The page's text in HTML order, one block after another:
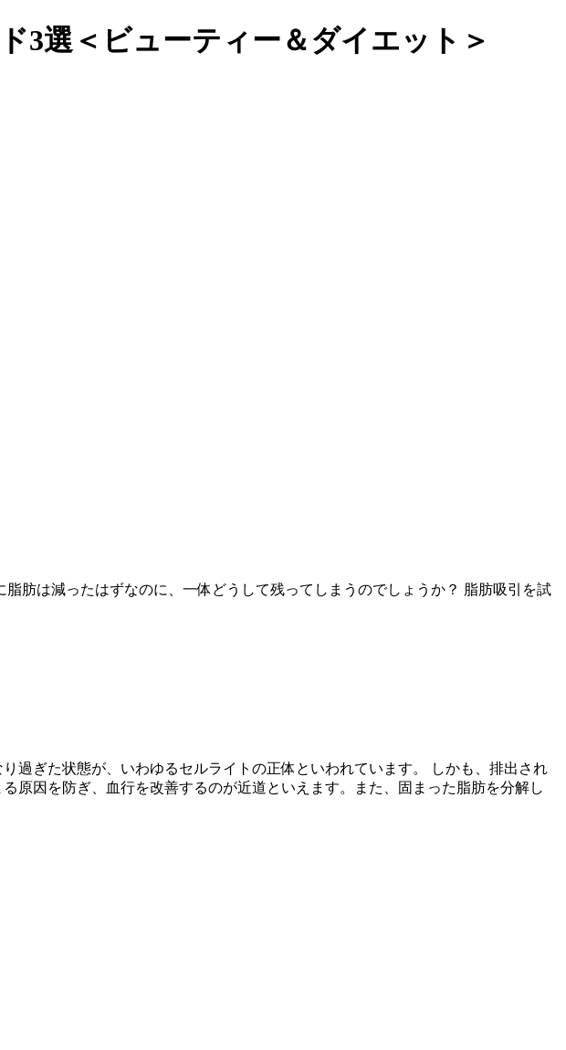
3選＜ビューティー＆ダイエット＞
肪は減ったはずなのに、一体どうして残ってしまうのでしょうか？ 脂肪吸引を試
過ぎた状態が、いわゆるセルライトの正体といわれています。 しかも、排出され
原因を防ぎ、血行を改善するのが近道といえます。また、固まった脂肪を分解し